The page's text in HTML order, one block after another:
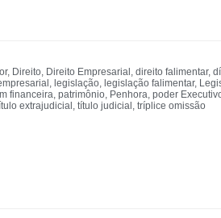
, Direito, Direito Empresarial , direito falimentar,
, legislação, legislação falimentar,
financeira, patrimônio, Penhora, poder
extrajudicial , título judicial , tríplice omissão